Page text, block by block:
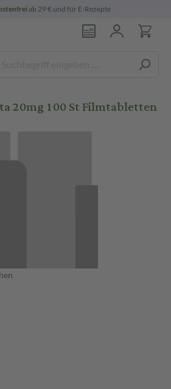
ab 29 € und für E-Rezepte
20mg 100 St Filmtabletten